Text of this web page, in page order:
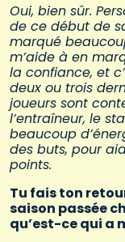
Oui, bien sûr.
de ce début de
marqué
m’aide à en
la confiance, et
deux ou trois
joueurs sont
l’entraîneur, le
beaucoup
des buts, pour
points.
Tu fais ton
saison passée
qu’est-ce qui a